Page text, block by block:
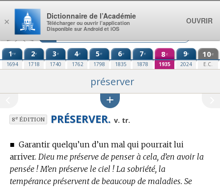
Aller au contenu
1re
1694
2e
1718
3e
1740
4e
1762
5e
1798
6e
1835
7e
1878
8e
1935
9e
2024
10e
E.C.
préserver
8eÉDITION PRÉSERVER. v. tr.
■ Garantir quelqu’un d’un mal qui pourrait lui
arriver. Dieu me préserve de penser à cela, d’en avoir la
pensée ! M’en préserve le ciel ! La sobriété, la
tempérance préservent de beaucoup de maladies. Se
×
Dictionnaire de l’Académie
Télécharger ou ouvrir l’application
Disponible sur Android et iOS
OUVRIR